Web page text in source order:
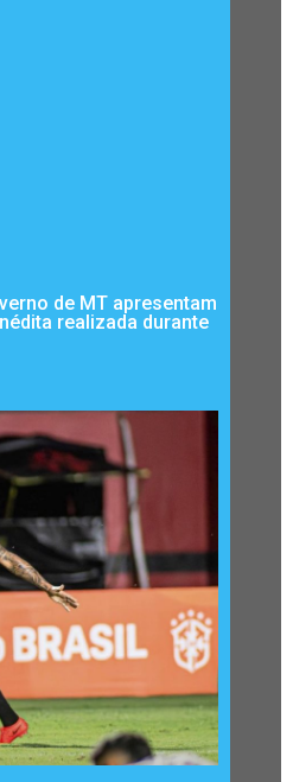
de MT apresentam
realizada durante